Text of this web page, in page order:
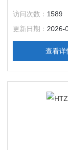
访问次数： 1589
更新日期： 2026-
查看详